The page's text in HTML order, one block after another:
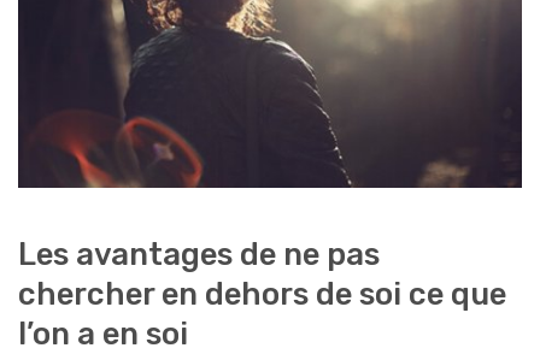
Les avantages de ne pas
chercher en dehors de soi ce que
l’on a en soi